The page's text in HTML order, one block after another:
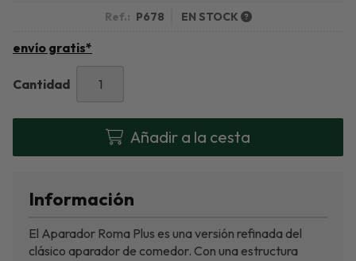
Ref.: P678 EN STOCK
envío gratis*
Cantidad
Añadir a la cesta
Información
El Aparador Roma Plus es una versión refinada del
clásico aparador de comedor. Con una estructura